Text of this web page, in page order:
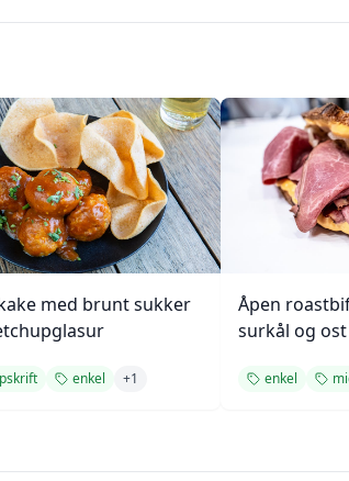
med brunt sukker
enkel +1
Åpen
surkål og ost
enkel